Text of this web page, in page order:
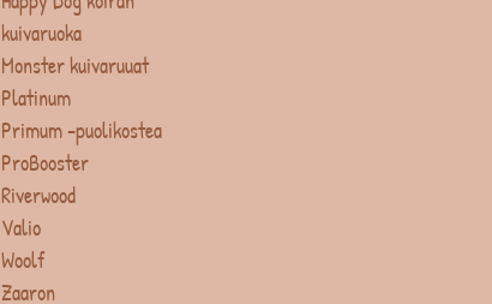
kuivaruoka
Monster kuivaruuat
Platinum
Primum -puolikostea
ProBooster
Riverwood
Valio
Woolf
Zaaron